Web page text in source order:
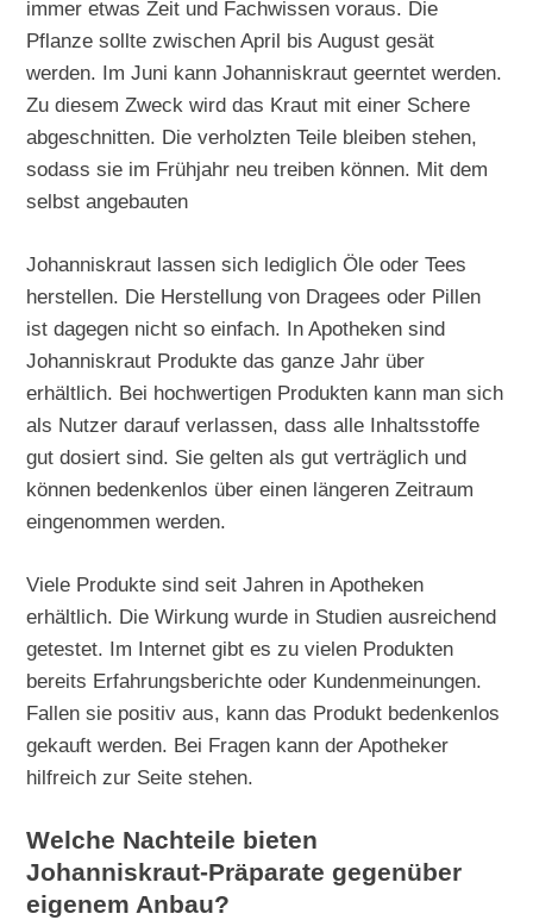
immer etwas Zeit und Fachwissen voraus. Die
Pflanze sollte zwischen April bis August gesät
werden. Im Juni kann Johanniskraut geerntet werden.
Zu diesem Zweck wird das Kraut mit einer Schere
abgeschnitten. Die verholzten Teile bleiben stehen,
sodass sie im Frühjahr neu treiben können. Mit dem
selbst angebauten
Johanniskraut lassen sich lediglich Öle oder Tees
herstellen. Die Herstellung von Dragees oder Pillen
ist dagegen nicht so einfach. In Apotheken sind
Johanniskraut Produkte das ganze Jahr über
erhältlich. Bei hochwertigen Produkten kann man sich
als Nutzer darauf verlassen, dass alle Inhaltsstoffe
gut dosiert sind. Sie gelten als gut verträglich und
können bedenkenlos über einen längeren Zeitraum
eingenommen werden.
Viele Produkte sind seit Jahren in Apotheken
erhältlich. Die Wirkung wurde in Studien ausreichend
getestet. Im Internet gibt es zu vielen Produkten
bereits Erfahrungsberichte oder Kundenmeinungen.
Fallen sie positiv aus, kann das Produkt bedenkenlos
gekauft werden. Bei Fragen kann der Apotheker
hilfreich zur Seite stehen.
Welche Nachteile bieten
Johanniskraut-Präparate gegenüber
eigenem Anbau?